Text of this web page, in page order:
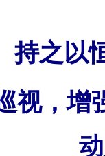
持之以
，增